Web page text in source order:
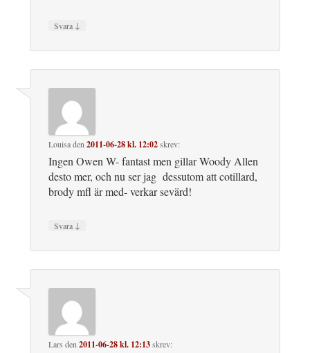
Svara ↓
Louisaden2011-06-28 kl. 12:02skrev:
Ingen Owen W- fantast men gillar Woody Allen
desto mer, och nu ser jag dessutom att cotillard,
brody mfl är med- verkar sevärd!
Svara ↓
Lars den2011-06-28 kl. 12:13skrev: